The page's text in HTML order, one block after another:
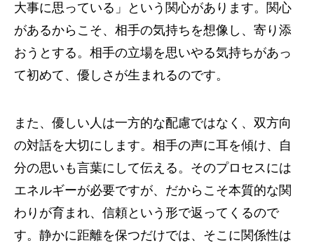
大事に思っている」という関心があります。関心
があるからこそ、相手の気持ちを想像し、寄り添
おうとする。相手の立場を思いやる気持ちがあっ
て初めて、優しさが生まれるのです。
また、優しい人は一方的な配慮ではなく、双方向
の対話を大切にします。相手の声に耳を傾け、自
分の思いも言葉にして伝える。そのプロセスには
エネルギーが必要ですが、だからこそ本質的な関
わりが育まれ、信頼という形で返ってくるので
す。静かに距離を保つだけでは、そこに関係性は